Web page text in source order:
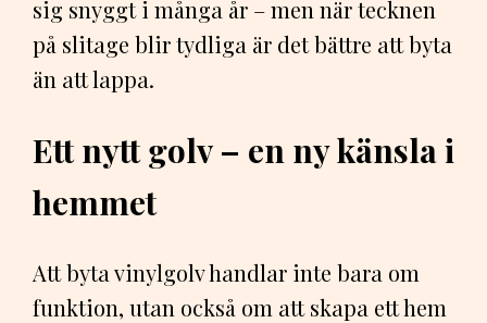
sig snyggt i många år – men när tecknen
på slitage blir tydliga är det bättre att byta
än att lappa.
Ett nytt golv – en ny känsla i
hemmet
Att byta vinylgolv handlar inte bara om
funktion, utan också om att skapa ett hem